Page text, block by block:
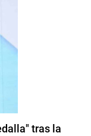
tras la